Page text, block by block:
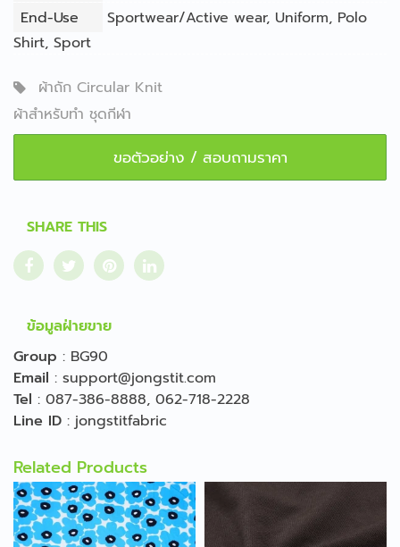
End-Use
Sportwear/Active wear, Uniform, Polo
Shirt, Sport
ผ้าถัก Circular Knit
ผ้าสำหรับทำ ชุดกีฬา
ขอตัวอย่าง / สอบถามราคา
SHARE THIS
ข้อมูลฝ่ายขาย
Group : BG90
Email : support@jongstit.com
Tel : 087-386-8888, 062-718-2228
Line ID : jongstitfabric
Related Products